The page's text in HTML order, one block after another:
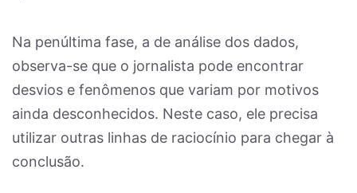
Na penúltima fase, a de análise dos dados,
observa-se que o jornalista pode encontrar
desvios e fenômenos que variam por motivos
ainda desconhecidos. Neste caso, ele precisa
utilizar outras linhas de raciocínio para chegar à
conclusão.